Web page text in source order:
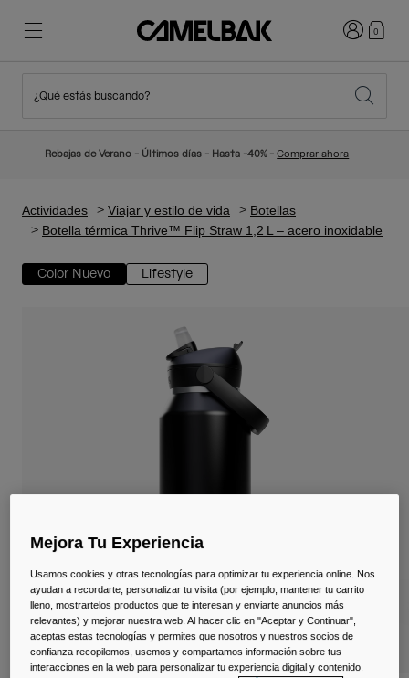
Novedades
Mochilas Hidratación
Bolsas Hidratación
Accessorios
Ver todo
Senderismo
Viajar y estilo de vida
Adiós a los desechables
Iniciar0
¿Qué estás buscando?
Rebajas de Verano - Últimos días - Hasta -40% -Comprar ahora
Actividades Viajar y estilo de vida
Botellas
Botella térmica Thrive™ Flip Straw 1,2 L – acero inoxidable
Color Nuevo Lifestyle
Mejora Tu Experiencia
Usamos cookies y otras tecnologías para optimizar tu experiencia online. Nos
ayudan a recordarte, personalizar tu visita (por ejemplo, mantener tu carrito
lleno, mostrartelos productos que te interesan y enviarte anuncios más
relevantes) y mejorar nuestra web. Al hacer clic en "Aceptar y Continuar",
aceptas estas tecnologías y permites que nosotros y nuestros socios de
confianza recopilemos, usemos y compartamos información sobre tus
interacciones en la web para personalizar tu experiencia digital y contenido.